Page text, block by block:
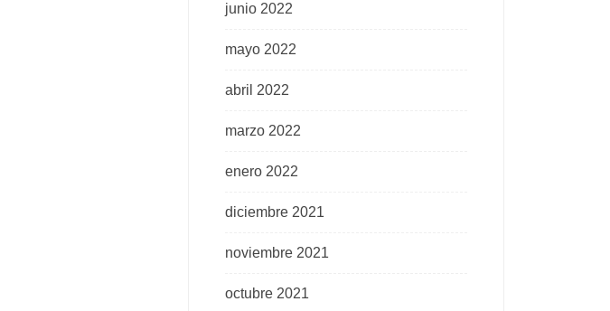
junio 2022
mayo 2022
abril 2022
marzo 2022
enero 2022
diciembre 2021
noviembre 2021
octubre 2021